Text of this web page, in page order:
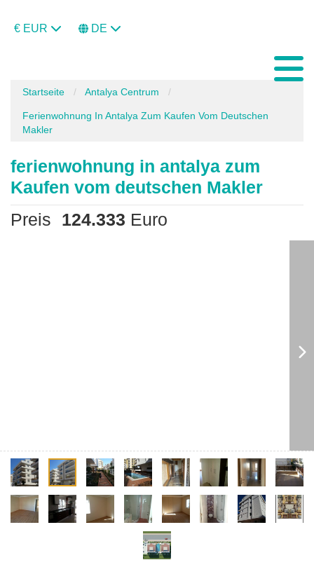
€ EUR DE
Startseite Antalya Centrum
Ferienwohnung In Antalya Zum Kaufen Vom Deutschen
Makler
ferienwohnung in antalya zum
Kaufen vom deutschen Makler
Preis
124.333 Euro